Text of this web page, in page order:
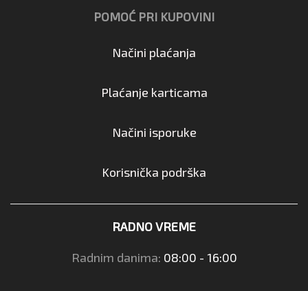
POMOĆ PRI KUPOVINI
Načini plaćanja
Plaćanje karticama
Načini isporuke
Korisnička podrška
RADNO VREME
Radnim danima: 08:00 - 16:00